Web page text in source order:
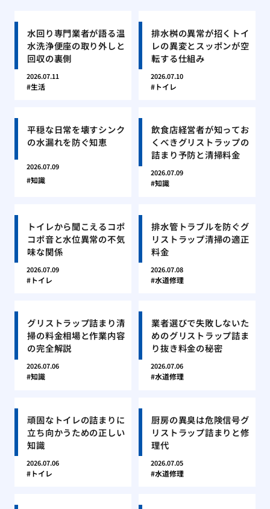
水回り専門業者が語る温
水洗浄便座の取り外しと
回収の裏側
2026.07.11
生活
排水桝の異常が招くトイ
レの異変とスッポンが空
転する仕組み
2026.07.10
トイレ
平穏な日常を壊すシンク
の水漏れを防ぐ知恵
2026.07.09
知識
飲食店経営者が知ってお
くべきグリストラップの
詰まり予防と清掃料金
2026.07.09
知識
トイレから聞こえるコポ
コポ音と水位異常の不気
味な関係
2026.07.09
トイレ
排水管トラブルを防ぐグ
リストラップ清掃の適正
料金
2026.07.08
水道修理
グリストラップ詰まり清
掃の料金相場と作業内容
の完全解説
2026.07.06
知識
業者選びで失敗しないた
めのグリストラップ詰ま
り抜き料金の秘密
2026.07.06
水道修理
頑固なトイレの詰まりに
立ち向かうための正しい
知識
2026.07.06
トイレ
厨房の異臭は危険信号グ
リストラップ詰まりと修
理代
2026.07.05
水道修理